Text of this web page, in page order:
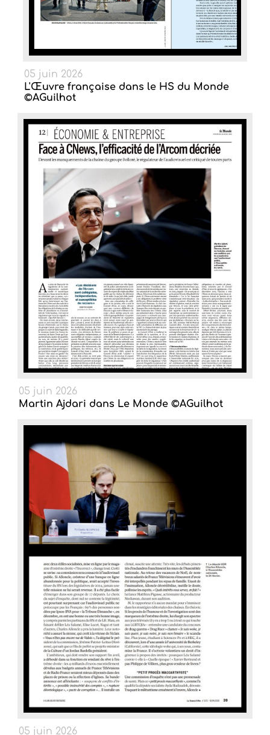
05 juin 2026
L'Œuvre française dans le HS du Monde
©AGuilhot
05 juin 2026
Martin Ajdari dans Le Monde ©AGuilhot
05 juin 2026